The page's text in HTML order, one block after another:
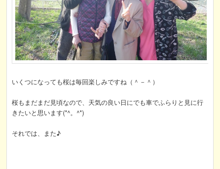
いくつになっても桜は毎回楽しみですね（＾－＾）
桜もまだまだ見頃なので、天気の良い日にでも車でふらりと見に行
きたいと思います(*^。^*)
それでは、また♪